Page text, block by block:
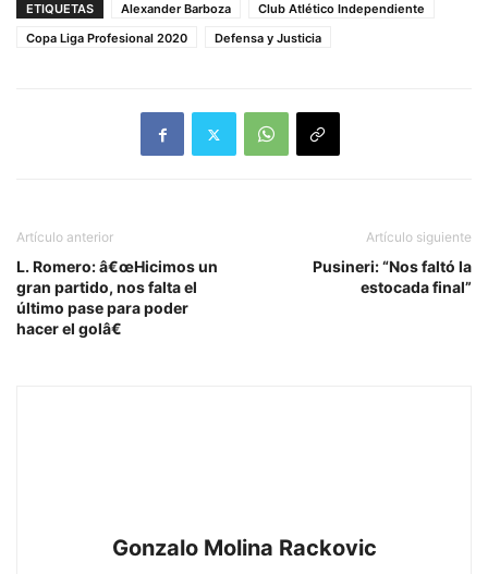
ETIQUETAS Alexander Barboza
Club Atlético Independiente
Copa Liga Profesional 2020
Defensa y Justicia
Artículo anterior
L. Romero: â€œHicimos un
gran partido, nos falta el
último pase para poder
hacer el golâ€
Artículo siguiente
Pusineri: “Nos faltó la
estocada final”
Gonzalo Molina Rackovic